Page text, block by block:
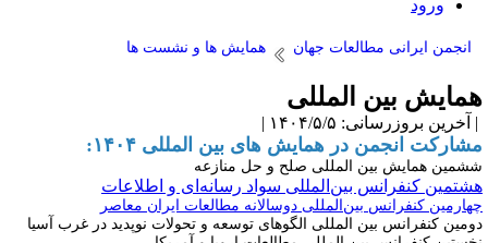
ورود
انجمن ایرانی مطالعات جهان همایش ها و نشست ها
بین المللی
بروزرسانی: ۱۴۰۴/۵/۵ |
انجمن در همایش های بین المللی ۱۴۰۴:
همایش بین المللی صلح و حل منازعه
کنفرانس بین‌المللی سواد رسانه‌ای و اطلاعات
کنفرانس بین‌المللی دوسالانه مطالعات ایران معاصر
کنفرانس بین المللی الگوهای توسعه و تحولات نوپدید در غرب آسیا